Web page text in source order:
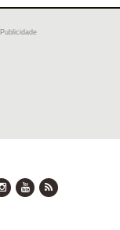
Publicidade